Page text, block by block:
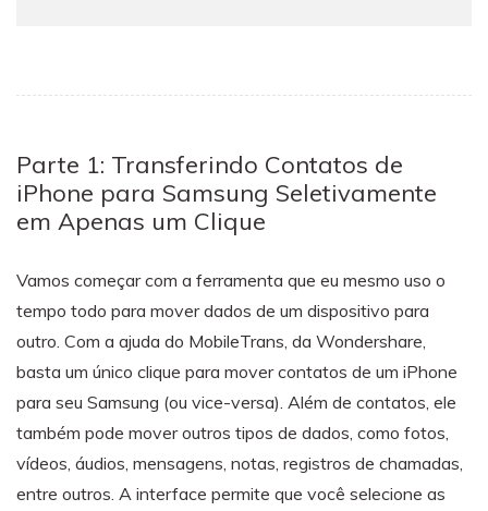
Parte 1: Transferindo Contatos de
iPhone para Samsung Seletivamente
em Apenas um Clique
Vamos começar com a ferramenta que eu mesmo uso o
tempo todo para mover dados de um dispositivo para
outro. Com a ajuda do MobileTrans, da Wondershare,
basta um único clique para mover contatos de um iPhone
para seu Samsung (ou vice-versa). Além de contatos, ele
também pode mover outros tipos de dados, como fotos,
vídeos, áudios, mensagens, notas, registros de chamadas,
entre outros. A interface permite que você selecione as